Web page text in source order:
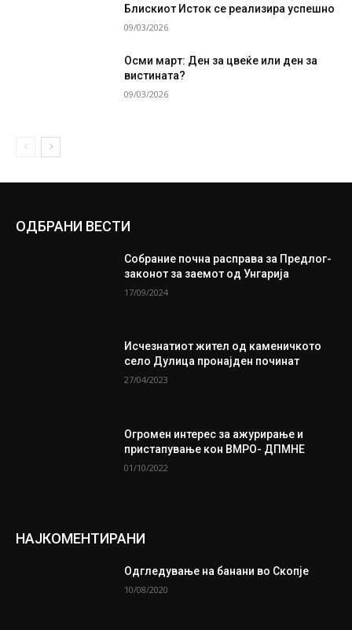
Блискиот Исток се реализира успешно
09/03/2026
Осми март: Ден за цвеќе или ден за
вистината?
09/03/2026
ОДБРАНИ ВЕСТИ
Собрание почна расправа за Предлог-
законот за заемот од Унгарија
17/09/2024
Исчезнатиот жител од каменичкото
село Дулица пронајден починат
27/04/2023
Огромен интерес за ажурирање и
пристапување кон ВМРО- ДПМНЕ
01/10/2022
НАЈКОМЕНТИРАНИ
Одгледување на банани во Скопје
10/08/2020